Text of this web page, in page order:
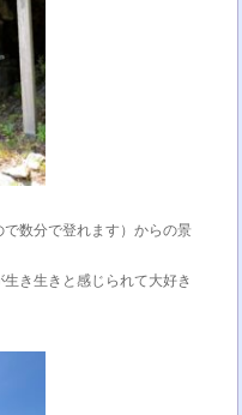
数分で登れます）からの景
き生きと感じられて大好き